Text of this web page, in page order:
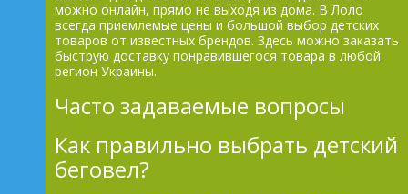
можно онлайн, прямо не выходя из дома. В Лоло
всегда приемлемые цены и большой выбор детских
товаров от известных брендов. Здесь можно заказать
быструю доставку понравившегося товара в любой
регион Украины.
Часто задаваемые вопросы
Как правильно выбрать детский
беговел?